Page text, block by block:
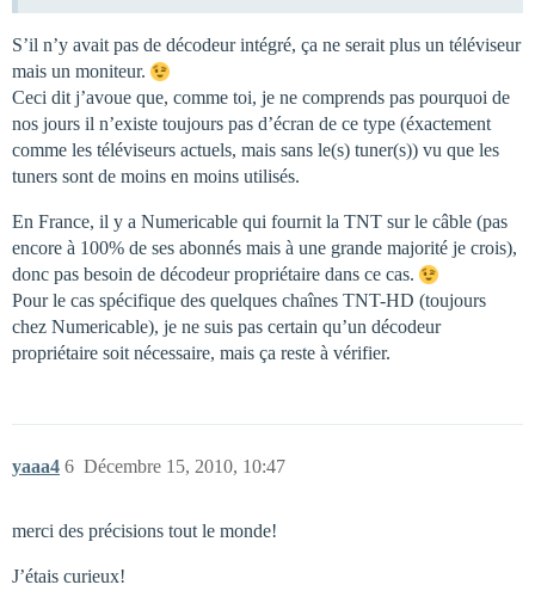
S’il n’y avait pas de décodeur intégré, ça ne serait plus un téléviseur
mais un moniteur.
Ceci dit j’avoue que, comme toi, je ne comprends pas pourquoi de
nos jours il n’existe toujours pas d’écran de ce type (éxactement
comme les téléviseurs actuels, mais sans le(s) tuner(s)) vu que les
tuners sont de moins en moins utilisés.
En France, il y a Numericable qui fournit la TNT sur le câble (pas
encore à 100% de ses abonnés mais à une grande majorité je crois),
donc pas besoin de décodeur propriétaire dans ce cas.
Pour le cas spécifique des quelques chaînes TNT-HD (toujours
chez Numericable), je ne suis pas certain qu’un décodeur
propriétaire soit nécessaire, mais ça reste à vérifier.
yaaa4 Décembre 15, 2010, 10:47
6
merci des précisions tout le monde!
J’étais curieux!